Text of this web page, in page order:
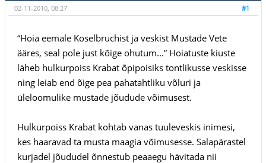
#1
02-11-2010, 08:27
“Hoia eemale Koselbruchist ja veskist Mustade Vete
ääres, seal pole just kõige ohutum...” Hoiatuste kiuste
läheb hulkurpoiss Krabat õpipoisiks tontlikusse veskisse
ning leiab end õige pea pahatahtliku võluri ja
üleloomulike mustade jõudude võimusest.
Hulkurpoiss Krabat kohtab vanas tuuleveskis inimesi,
kes haaravad ta musta maagia võimusesse. Salapärastel
kurjadel jõududel õnnestub peaaegu hävitada nii